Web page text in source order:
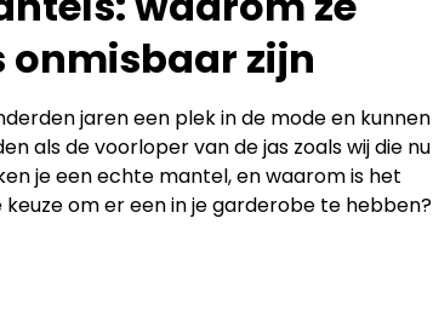
onmisbaar zijn
jaren een plek in de mode en kunnen
als de voorloper van de jas zoals wij die nu
je een echte mantel, en waarom is het
keuze om er een in je garderobe te hebben?